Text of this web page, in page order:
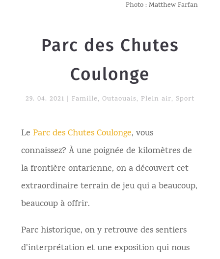
Photo : Matthew Farfan
Parc des Chutes
Coulonge
29. 04. 2021 Famille, Outaouais, Plein air, Sport
Le Parc des Chutes Coulonge, vous
connaissez? À une poignée de kilomètres de
la frontière ontarienne, on a découvert cet
extraordinaire terrain de jeu qui a beaucoup,
beaucoup à offrir.
Parc historique, on y retrouve des sentiers
d’interprétation et une exposition qui nous